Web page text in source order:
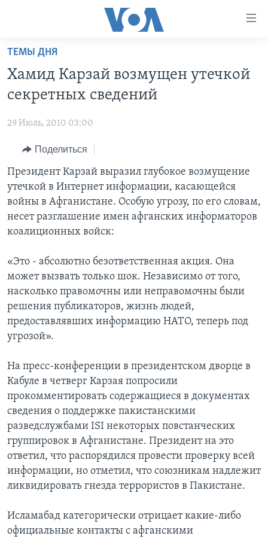
Перейти
основной
контент
Перейти
навигации
Перейти
поиск
ПРОГРАММЫ
НОВОСТИ ЗА МИНУТУ
ИТОГИ
ПОЧЕМУ ЭТО ВАЖНО?
ДИСКУССИЯ VOA
ДЕТАЛИ
НЬЮ-ЙОРК NEW YORK
АМЕРИКА. БОЛЬШОЕ ПУТЕШЕСТВИЕ
ПРОЕКТЫ
УЧИМ АНГЛИЙСКИЙ
НАША АМЕРИКАНСКАЯ ИСТОРИЯ
А КАК В АМЕРИКЕ?
АМЕРИКАНСКИЕ ГОРОДКИ
ТЕСТЫ
ЭКСПЕРТИЗА
ИНТЕРВЬЮ
ФАКТЫ ПРОТИВ ФЕЙКОВ
ЗА СВОБОДУ ПРЕССЫ
УЧИМ АНГЛИЙСКИЙ
ВИДЕО
ПОДПИСКА НА НОВОСТИ
Learning English
СОЦИАЛЬНЫЕ СЕТИ
Языки
ТЕМЫ ДНЯ
Хамид Карзай возмущен утечкой
секретных сведений
29 Июль, 2010 03:00
Поделиться
Президент Карзай выразил глубокое возмущение
утечкой в Интернет информации, касающейся
войны в Афганистане. Особую угрозу, по его словам,
несет разглашение имен афганских информаторов
коалиционных войск:
«Это - абсолютно безответственная акция. Она
может вызвать только шок. Независимо от того,
насколько правомочны или неправомочны были
решения публикаторов, жизнь людей,
предоставлявших информацию НАТО, теперь под
угрозой».
На пресс-конференции в президентском дворце в
Кабуле в четверг Карзая попросили
прокомментировать содержащиеся в документах
сведения о поддержке пакистанскими
разведслужбами ISI некоторых повстанческих
группировок в Афганистане. Президент на это
ответил, что распорядился провести проверку всей
информации, но отметил, что союзникам надлежит
ликвидировать гнезда террористов в Пакистане.
Исламабад категорически отрицает какие-либо
официальные контакты с афганскими